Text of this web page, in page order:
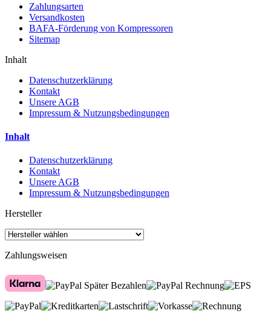
Zahlungsarten
Versandkosten
BAFA-Förderung von Kompressoren
Sitemap
Inhalt
Datenschutzerklärung
Kontakt
Unsere AGB
Impressum & Nutzungsbedingungen
Inhalt
Datenschutzerklärung
Kontakt
Unsere AGB
Impressum & Nutzungsbedingungen
Hersteller
Zahlungsweisen